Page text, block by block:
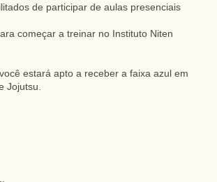
de participar de aulas presenciais
começar a treinar no Instituto Niten
estará apto a receber a faixa azul em
Jojutsu.